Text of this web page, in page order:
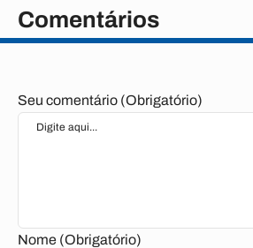
Comentários
Seu comentário (Obrigatório)
Nome (Obrigatório)